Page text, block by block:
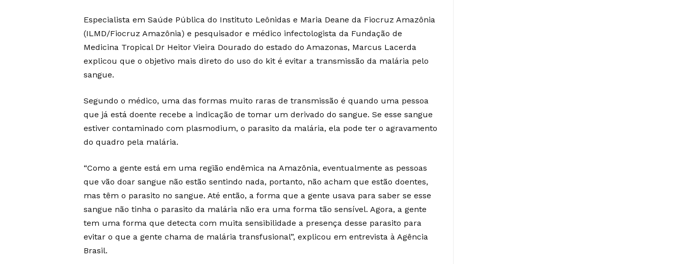
Especialista em Saúde Pública do Instituto Leônidas e Maria Deane da Fiocruz Amazônia
(ILMD/Fiocruz Amazônia) e pesquisador e médico infectologista da Fundação de
Medicina Tropical Dr Heitor Vieira Dourado do estado do Amazonas, Marcus Lacerda
explicou que o objetivo mais direto do uso do kit é evitar a transmissão da malária pelo
sangue.
Segundo o médico, uma das formas muito raras de transmissão é quando uma pessoa
que já está doente recebe a indicação de tomar um derivado do sangue. Se esse sangue
estiver contaminado com plasmodium, o parasito da malária, ela pode ter o agravamento
do quadro pela malária.
“Como a gente está em uma região endêmica na Amazônia, eventualmente as pessoas
que vão doar sangue não estão sentindo nada, portanto, não acham que estão doentes,
mas têm o parasito no sangue. Até então, a forma que a gente usava para saber se esse
sangue não tinha o parasito da malária não era uma forma tão sensível. Agora, a gente
tem uma forma que detecta com muita sensibilidade a presença desse parasito para
evitar o que a gente chama de malária transfusional”, explicou em entrevista à Agência
Brasil.